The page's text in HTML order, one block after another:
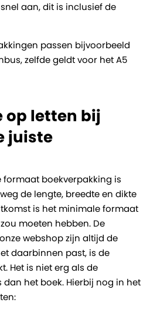
aan, dit is inclusief de
passen bijvoorbeeld
zelfde geldt voor het A5
op letten bij
juiste
formaat boekverpakking is
de lengte, breedte en dikte
is het minimale formaat
moeten hebben. De
webshop zijn altijd de
daarbinnen past, is de
Het is niet erg als de
het boek. Hierbij nog in het